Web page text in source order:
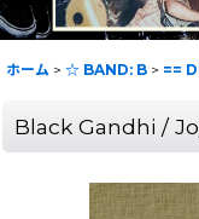
ホーム > ☆ BAND: B > ==
Black Gandhi /